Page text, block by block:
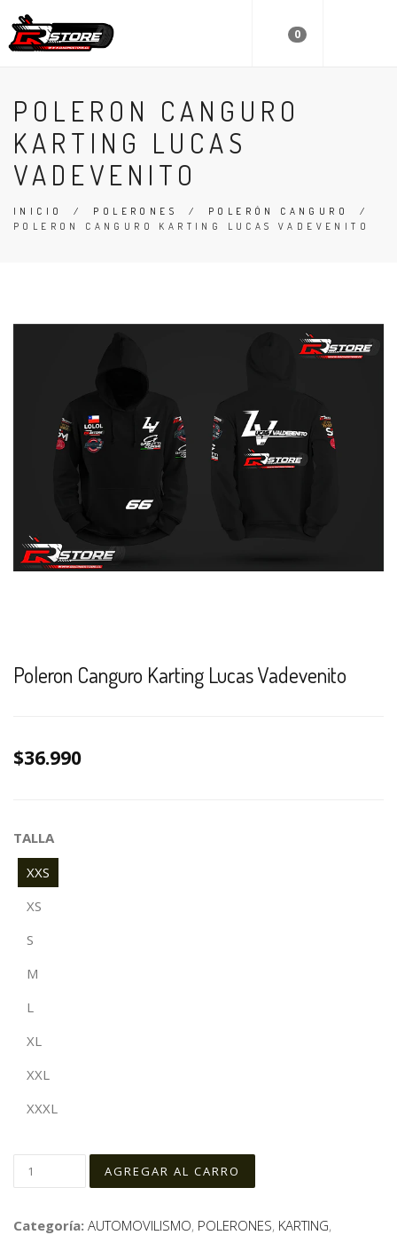
0
POLERON CANGURO
KARTING LUCAS
VADEVENITO
INICIO / POLERONES / POLERÓN CANGURO
/
POLERON CANGURO KARTING LUCAS VADEVENITO
Poleron Canguro Karting Lucas Vadevenito
$36.990
TALLA
XXS
XS
S
M
L
XL
XXL
XXXL
Categoría: AUTOMOVILISMO, POLERONES, KARTING,